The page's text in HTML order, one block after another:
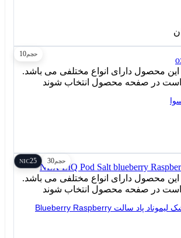
حجم10
این محصول دارای انواع مختلفی می باشد.
است در صفحه محصول انتخاب شوند
حجم30
25
NIC
این محصول دارای انواع مختلفی می باشد.
است در صفحه محصول انتخاب شوند
سالت بلوبری تمشک لیموناد پاد سالت Blueberry Raspberry